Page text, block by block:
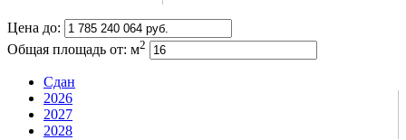
Цена до:
Общая площадь от: м2
Сдан
2026
2027
2028